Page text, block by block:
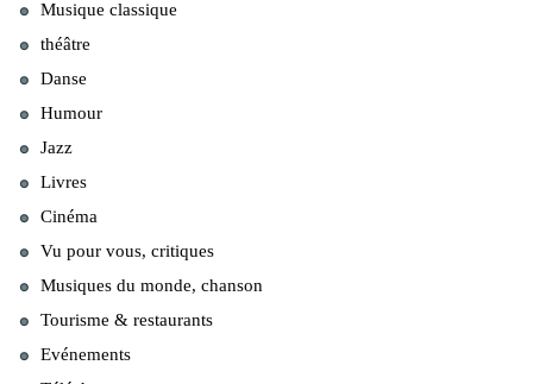
Musique classique
théâtre
Danse
Humour
Jazz
Livres
Cinéma
Vu pour vous, critiques
Musiques du monde, chanson
Tourisme & restaurants
Evénements